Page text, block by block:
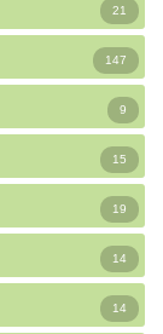
21
147
9
15
19
14
14